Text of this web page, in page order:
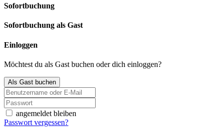
Sofortbuchung
Sofortbuchung als Gast
Einloggen
Möchtest du als Gast buchen oder dich einloggen?
Als Gast buchen
angemeldet bleiben
Passwort vergessen?